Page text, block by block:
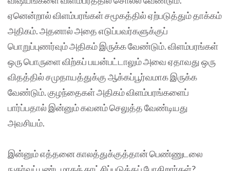
ஏனென்றால் விளம்பரங்கள் சமூகத்தில் ஏற்படுத்தும் தாக்கம்
அதிகம். அதனால் அதை எடுப்பவர்களுக்குப்
பொறுப்புணர்வும் அதிகம் இருக்க வேண்டும். விளம்பரங்கள்
ஒரு பொருளை விற்கப் பயன்பட்டாலும் அவை ஏதாவது ஒரு
விதத்தில் சமுதாயத்துக்கு ஆக்கப்பூர்வமாக இருக்க
வேண்டும். குழந்தைகள் அதிகம் விளம்பரங்களைப்
பார்ப்பதால் இன்னும் கவனம் செலுத்த வேண்டியது
அவசியம்.
இன்னும் எத்தனை காலத்துக்குத்தான் பெண்ணுடலை